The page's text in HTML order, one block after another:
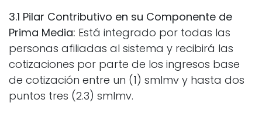
3.1 Pilar Contributivo en su Componente de
Prima Media: Está integrado por todas las
personas afiliadas al sistema y recibirá las
cotizaciones por parte de los ingresos base
de cotización entre un (1) smlmv y hasta dos
puntos tres (2.3) smlmv.